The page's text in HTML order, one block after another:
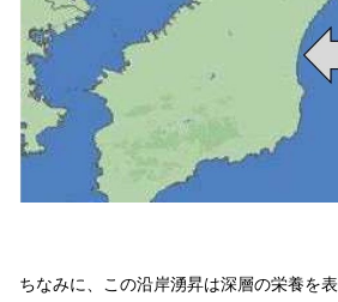
ちなみに、この沿岸湧昇は深層の栄養を